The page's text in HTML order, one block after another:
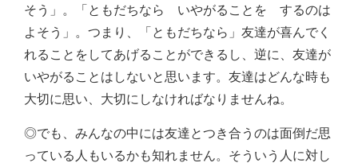
そう」。「ともだちなら いやがることを するのは
よそう」。つまり、「ともだちなら」友達が喜んでく
れることをしてあげることができるし、逆に、友達が
いやがることはしないと思います。友達はどんな時も
大切に思い、大切にしなければなりませんね。
◎でも、みんなの中には友達とつき合うのは面倒だ思
っている人もいるかも知れません。そういう人に対し